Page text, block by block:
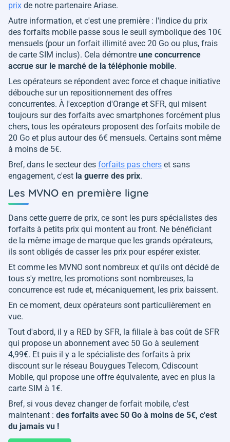
prix de notre partenaire Ariase.
Autre information, et c'est une première : l'indice du prix
des forfaits mobile passe sous le seuil symbolique des 10€
mensuels (pour un forfait illimité avec 20 Go ou plus, frais
de carte SIM inclus). Cela démontre une concurrence
accrue sur le marché de la téléphonie mobile.
Les opérateurs se répondent avec force et chaque initiative
débouche sur un repositionnement des offres
concurrentes. À l'exception d'Orange et SFR, qui misent
toujours sur des forfaits avec smartphones forcément plus
chers, tous les opérateurs proposent des forfaits mobile de
20 Go et plus autour des 6€ mensuels. Certains sont même
à moins de 5€.
Bref, dans le secteur des forfaits pas chers et sans
engagement, c'est la guerre des prix.
Les MVNO en première ligne
Dans cette guerre de prix, ce sont les purs spécialistes des
forfaits à petits prix qui montent au front. Ne bénéficiant
de la même image de marque que les grands opérateurs,
ils sont obligés de casser les prix pour espérer exister.
Et comme les MVNO sont nombreux et qu'ils ont décidé de
tous s'y mettre, les promotions sont nombreuses, la
concurrence est rude et, mécaniquement, les prix baissent.
En ce moment, deux opérateurs sont particulièrement en
vue.
Tout d'abord, il y a RED by SFR, la filiale à bas coût de SFR
qui propose un abonnement avec 50 Go à seulement
4,99€. Et puis il y a le spécialiste des forfaits à prix
discount sur le réseau Bouygues Telecom, Cdiscount
Mobile, qui propose une offre équivalente, avec en plus la
carte SIM à 1€.
Bref, si vous devez changer de forfait mobile, c'est
maintenant : des forfaits avec 50 Go à moins de 5€, c'est
du jamais vu !